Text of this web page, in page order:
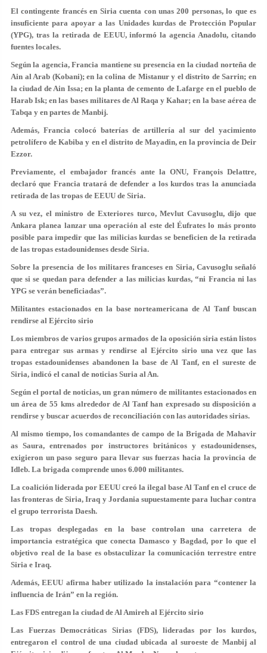
El contingente francés en Siria cuenta con unas 200 personas, lo que es
insuficiente para apoyar a las Unidades kurdas de Protección Popular
(YPG), tras la retirada de EEUU, informó la agencia Anadolu, citando
fuentes locales.
Según la agencia, Francia mantiene su presencia en la ciudad norteña de
Ain al Arab (Kobani); en la colina de Mistanur y el distrito de Sarrin; en
la ciudad de Ain Issa; en la planta de cemento de Lafarge en el pueblo de
Harab Isk; en las bases militares de Al Raqa y Kahar; en la base aérea de
Tabqa y en partes de Manbij.
Además, Francia colocó baterías de artillería al sur del yacimiento
petrolífero de Kabiba y en el distrito de Mayadin, en la provincia de Deir
Ezzor.
Previamente, el embajador francés ante la ONU, François Delattre,
declaró que Francia tratará de defender a los kurdos tras la anunciada
retirada de las tropas de EEUU de Siria.
A su vez, el ministro de Exteriores turco, Mevlut Cavusoglu, dijo que
Ankara planea lanzar una operación al este del Éufrates lo más pronto
posible para impedir que las milicias kurdas se beneficien de la retirada
de las tropas estadounidenses desde Siria.
Sobre la presencia de los militares franceses en Siria, Cavusoglu señaló
que si se quedan para defender a las milicias kurdas, “ni Francia ni las
YPG se verán beneficiadas”.
Militantes estacionados en la base norteamericana de Al Tanf buscan
rendirse al Ejército sirio
Los miembros de varios grupos armados de la oposición siria están listos
para entregar sus armas y rendirse al Ejército sirio una vez que las
tropas estadounidenses abandonen la base de Al Tanf, en el sureste de
Siria, indicó el canal de noticias Suria al An.
Según el portal de noticias, un gran número de militantes estacionados en
un área de 55 kms alrededor de Al Tanf han expresado su disposición a
rendirse y buscar acuerdos de reconciliación con las autoridades sirias.
Al mismo tiempo, los comandantes de campo de la Brigada de Mahavir
as Saura, entrenados por instructores británicos y estadounidenses,
exigieron un paso seguro para llevar sus fuerzas hacia la provincia de
Idleb. La brigada comprende unos 6.000 militantes.
La coalición liderada por EEUU creó la ilegal base Al Tanf en el cruce de
las fronteras de Siria, Iraq y Jordania supuestamente para luchar contra
el grupo terrorista Daesh.
Las tropas desplegadas en la base controlan una carretera de
importancia estratégica que conecta Damasco y Bagdad, por lo que el
objetivo real de la base es obstaculizar la comunicación terrestre entre
Siria e Iraq.
Además, EEUU afirma haber utilizado la instalación para “contener la
influencia de Irán” en la región.
Las FDS entregan la ciudad de Al Amireh al Ejército sirio
Las Fuerzas Democráticas Sirias (FDS), lideradas por los kurdos,
entregaron el control de una ciudad ubicada al suroeste de Manbij al